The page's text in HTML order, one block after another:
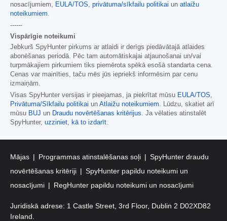
nosacījumiem, EULA/TOS, privātuma/sīkfailu politikai un atlaižu
noteikumiem.
------
Vispārīgie noteikumi
Jebkurš SpyHunter pirkums ar atlaidi ir derīgs piedāvātajā atlaides
abonēšanas periodā. Pēc tam automātiskajai atjaunošanai un/vai
turpmākajiem pirkumiem tiks piemērota spēkā esošā standarta cena.
Cenas var mainīties, taču mēs jūs iepriekš informēsim par cenu
izmaiņām.
Visas SpyHunter versijas ir pieejamas, ja piekrītat mūsu EULA/TOS,
Privātuma/Sīkfailu politikai un Atlaižu noteikumiem. Lūdzu, skatiet arī
mūsu BUJ un Draudu novērtēšanas kritērijus. Ja vēlaties atinstalēt
SpyHunter, uzziniet, kā to izdarīt.
Mājas Programmas atinstalēšanas soļi
SpyHunter draudu
novērtēšanas kritēriji
SpyHunter papildu noteikumi un
nosacījumi
RegHunter papildu noteikumi un nosacījumi
Juridiskā adrese: 1 Castle Street, 3rd Floor, Dublin 2 D02XD82
Ireland.